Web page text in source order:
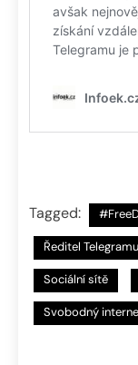
Tagged:
Ředitel Telegramu
Sociální sítě
Svobodný